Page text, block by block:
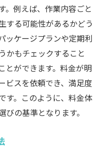
。例えば、作業内容ごと
する可能性があるかどう
ッケージプランや定期利
かもチェックすること
とができます。料金が明
ビスを依頼でき、満足度
す。このように、料金体
の基準となります。